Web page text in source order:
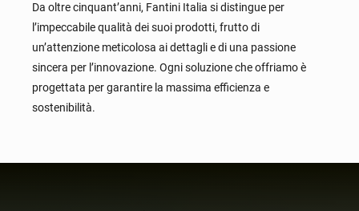
Da oltre cinquant’anni, Fantini Italia si distingue per
l’impeccabile qualità dei suoi prodotti, frutto di
un’attenzione meticolosa ai dettagli e di una passione
sincera per l’innovazione. Ogni soluzione che offriamo è
progettata per garantire la massima efficienza e
sostenibilità.